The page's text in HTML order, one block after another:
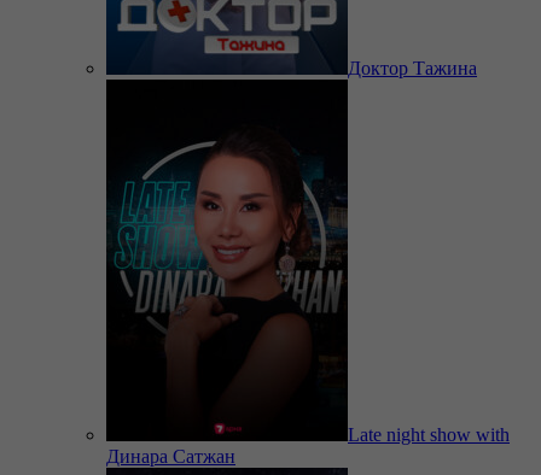
Доктор Тажина
Late night show with
Динара Сатжан